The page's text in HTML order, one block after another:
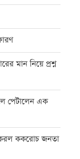
মান নিয়ে প্রশ্ন
পেটালেন এক
করল ককরোচ জনতা